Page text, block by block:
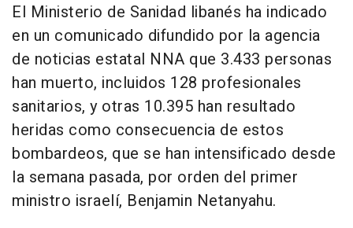
El Ministerio de Sanidad libanés ha indicado
en un comunicado difundido por la agencia
de noticias estatal NNA que 3.433 personas
han muerto, incluidos 128 profesionales
sanitarios, y otras 10.395 han resultado
heridas como consecuencia de estos
bombardeos, que se han intensificado desde
la semana pasada, por orden del primer
ministro israelí, Benjamin Netanyahu.